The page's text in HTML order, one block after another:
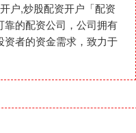
户,炒股配资开户「配资
的配资公司，公司拥有
者的资金需求，致力于